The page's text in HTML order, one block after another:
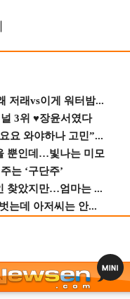
저래vs이게 워터밤...
3위 ♥장윤서였다
요 와야하나 고민”...
뿐인데…빛나는 미모
는 ‘구단주’
찾았지만…엄마는 ...
는데 아저씨는 안...